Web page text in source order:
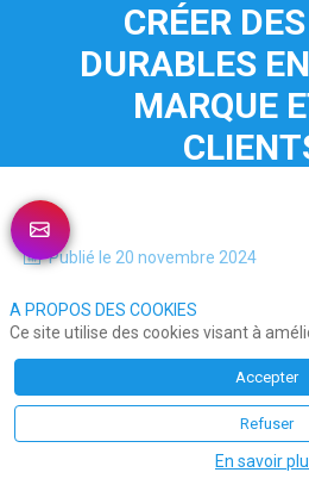
CRÉER
DURABLES
MARQUE
Publié le 20 novembre 2024
A PROPOS DES COOKIES
Ce site utilise des cookies visant à
Accepter
Refuser
En savoir